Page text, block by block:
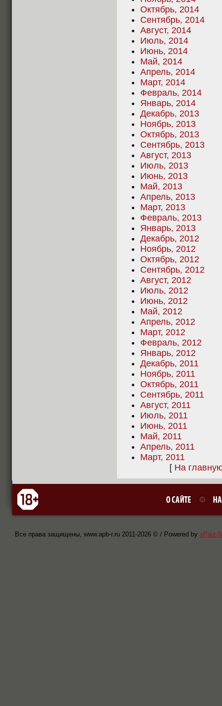
Октябрь, 2014
Сентябрь, 2014
Август, 2014
Июль, 2014
Июнь, 2014
Май, 2014
Апрель, 2014
Март, 2014
Февраль, 2014
Январь, 2014
Декабрь, 2013
Ноябрь, 2013
Октябрь, 2013
Сентябрь, 2013
Август, 2013
Июль, 2013
Июнь, 2013
Май, 2013
Апрель, 2013
Март, 2013
Февраль, 2013
Январь, 2013
Декабрь, 2012
Ноябрь, 2012
Октябрь, 2012
Сентябрь, 2012
Август, 2012
Июль, 2012
Июнь, 2012
Май, 2012
Апрель, 2012
Март, 2012
Февраль, 2012
Январь, 2012
Декабрь, 2011
Ноябрь, 2011
Октябрь, 2011
Сентябрь, 2011
Август, 2011
Июль, 2011
Июнь, 2011
Май, 2011
Апрель, 2011
Март, 2011
[ На
Все права защищены, www.apb-r.ru 2011-2026 © / Powered by sPaiz-